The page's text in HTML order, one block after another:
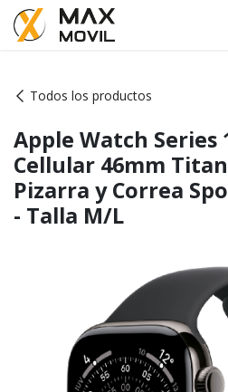
Ir al contenido
Todos los productos
Apple Watch Series
Cellular 46mm
Pizarra y Correa
- Talla M/L